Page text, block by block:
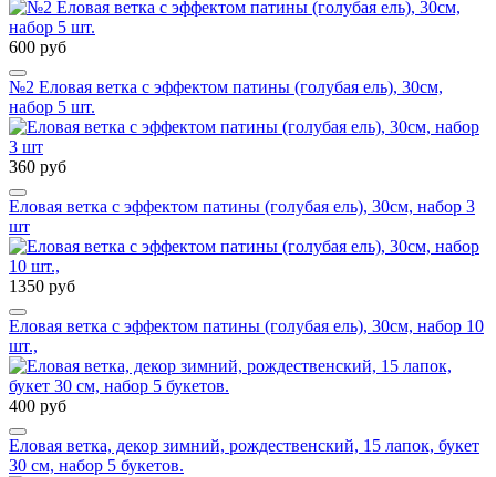
600 руб
№2 Еловая ветка с эффектом патины (голубая ель), 30см,
набор 5 шт.
360 руб
Еловая ветка с эффектом патины (голубая ель), 30см, набор 3
шт
1350 руб
Еловая ветка с эффектом патины (голубая ель), 30см, набор 10
шт.,
400 руб
Еловая ветка, декор зимний, рождественский, 15 лапок, букет
30 см, набор 5 букетов.